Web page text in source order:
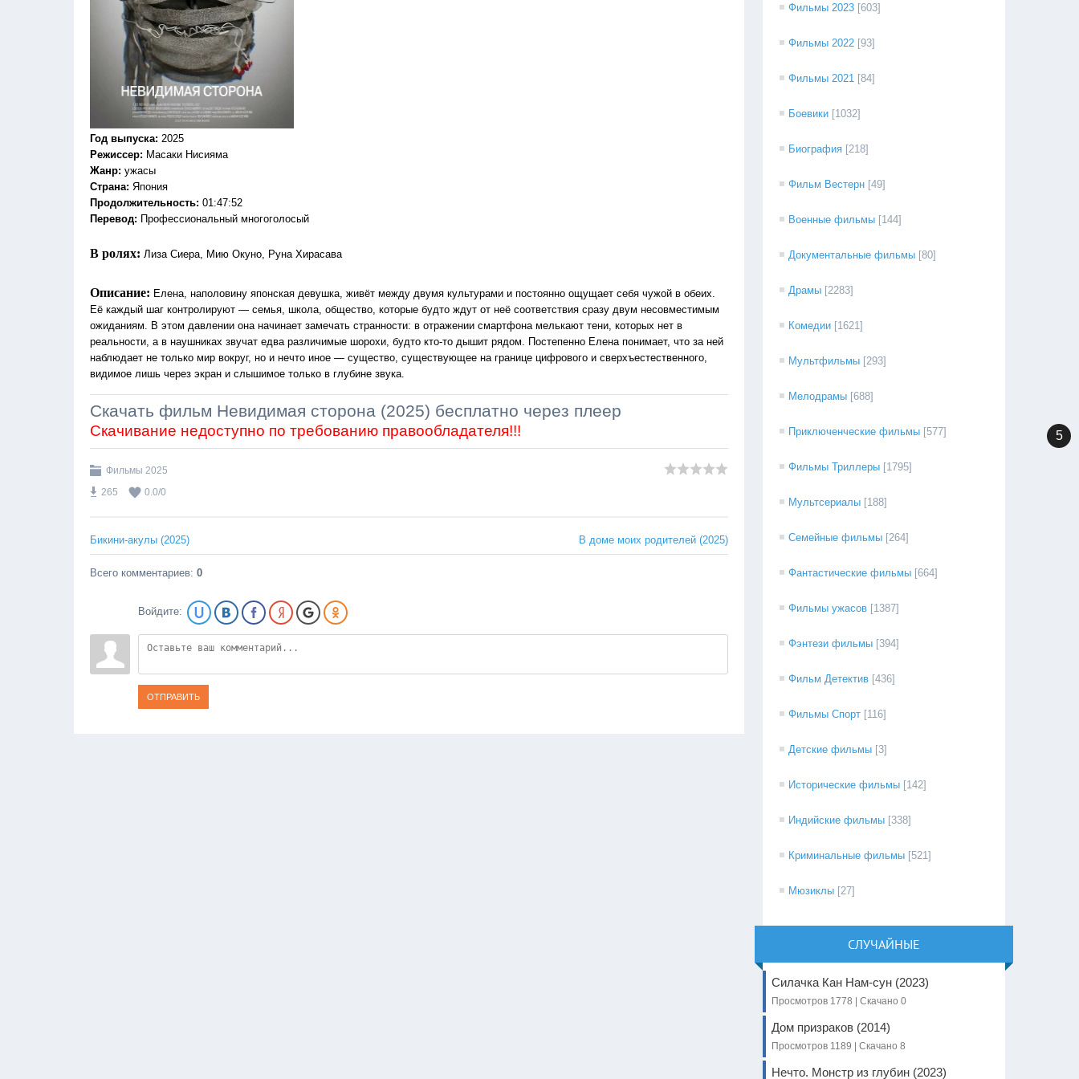
Год выпуска: 2025
Режиссер: Масаки Нисияма
Жанр: ужасы
Страна: Япония
Продолжительность: 01:47:52
Перевод: Профессиональный многоголосый
В ролях: Лиза Сиера, Мию Окуно, Руна Хирасава
Описание: Елена, наполовину японская девушка, живёт между двумя культурами и постоянно ощущает себя чужой в обеих.
Её каждый шаг контролируют — семья, школа, общество, которые будто ждут от неё соответствия сразу двум несовместимым
ожиданиям. В этом давлении она начинает замечать странности: в отражении смартфона мелькают тени, которых нет в
реальности, а в наушниках звучат едва различимые шорохи, будто кто‑то дышит рядом. Постепенно Елена понимает, что за ней
наблюдает не только мир вокруг, но и нечто иное — существо, существующее на границе цифрового и сверхъестественного,
видимое лишь через экран и слышимое только в глубине звука.
Скачать фильм Невидимая сторона (2025) бесплатно через плеер
Скачивание недоступно по требованию правообладателя!!!
Фильмы 2025
265
0.0/0
Бикини-акулы (2025) В доме моих родителей (2025)
Всего комментариев: 0
Войдите:
ОТПРАВИТЬ
Фильмы 2023 [603]
Фильмы 2022 [93]
Фильмы 2021 [84]
Боевики [1032]
Биография [218]
Фильм Вестерн [49]
Военные фильмы [144]
Документальные фильмы [80]
Драмы [2283]
Комедии [1621]
Мультфильмы [293]
Мелодрамы [688]
Приключенческие фильмы [577]
Фильмы Триллеры [1795]
Мультсериалы [188]
Семейные фильмы [264]
Фантастические фильмы [664]
Фильмы ужасов [1387]
Фэнтези фильмы [394]
Фильм Детектив [436]
Фильмы Спорт [116]
Детские фильмы [3]
Исторические фильмы [142]
Индийские фильмы [338]
Криминальные фильмы [521]
Мюзиклы [27]
СЛУЧАЙНЫЕ
Силачка Кан Нам-сун (2023)
Просмотров 1778 | Скачано 0
Дом призраков (2014)
Просмотров 1189 | Скачано 8
Нечто. Монстр из глубин (2023)
5